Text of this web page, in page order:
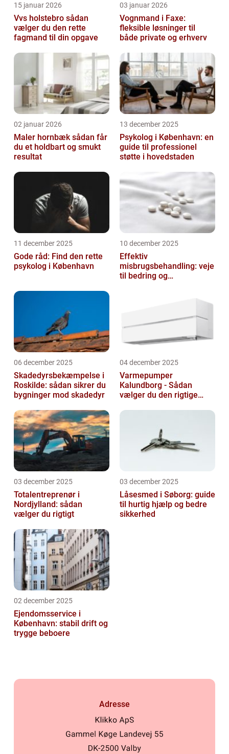
15 januar 2026
Vvs holstebro sådan
vælger du den rette
fagmand til din opgave
03 januar 2026
Vognmand i Faxe:
fleksible løsninger til
både private og erhverv
02 januar 2026
Maler hornbæk sådan får
du et holdbart og smukt
resultat
13 december 2025
Psykolog i København: en
guide til professionel
støtte i hovedstaden
11 december 2025
Gode råd: Find den rette
psykolog i København
10 december 2025
Effektiv
misbrugsbehandling: veje
til bedring og
06 december 2025
Skadedyrsbekæmpelse i
Roskilde: sådan sikrer du
bygninger mod skadedyr
04 december 2025
Varmepumper
Kalundborg - Sådan
vælger du den rigtige
03 december 2025
Totalentreprenør i
Nordjylland: sådan
vælger du rigtigt
03 december 2025
Låsesmed i Søborg: guide
til hurtig hjælp og bedre
sikkerhed
02 december 2025
Ejendomsservice i
København: stabil drift og
trygge beboere
Adresse